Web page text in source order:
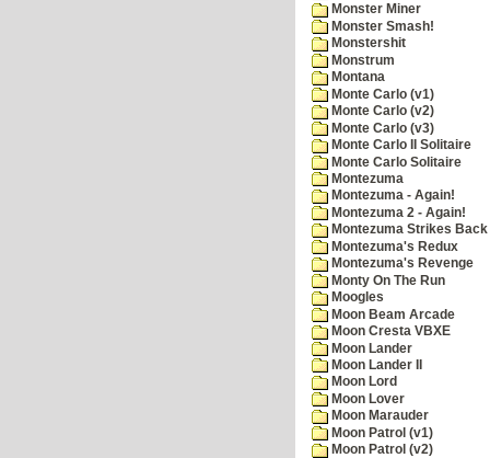
Monster Miner
Monster Smash!
Monstershit
Monstrum
Montana
Monte Carlo (v1)
Monte Carlo (v2)
Monte Carlo (v3)
Monte Carlo II Solitaire
Monte Carlo Solitaire
Montezuma
Montezuma - Again!
Montezuma 2 - Again!
Montezuma Strikes Back
Montezuma's Redux
Montezuma's Revenge
Monty On The Run
Moogles
Moon Beam Arcade
Moon Cresta VBXE
Moon Lander
Moon Lander II
Moon Lord
Moon Lover
Moon Marauder
Moon Patrol (v1)
Moon Patrol (v2)